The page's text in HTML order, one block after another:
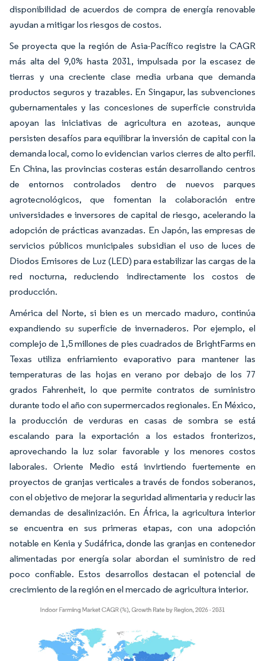
disponibilidad de acuerdos de compra de energía renovable
ayudan a mitigar los riesgos de costos.
Se proyecta que la región de Asia-Pacífico registre la CAGR
más alta del 9,0% hasta 2031, impulsada por la escasez de
tierras y una creciente clase media urbana que demanda
productos seguros y trazables. En Singapur, las subvenciones
gubernamentales y las concesiones de superficie construida
apoyan las iniciativas de agricultura en azoteas, aunque
persisten desafíos para equilibrar la inversión de capital con la
demanda local, como lo evidencian varios cierres de alto perfil.
En China, las provincias costeras están desarrollando centros
de entornos controlados dentro de nuevos parques
agrotecnológicos, que fomentan la colaboración entre
universidades e inversores de capital de riesgo, acelerando la
adopción de prácticas avanzadas. En Japón, las empresas de
servicios públicos municipales subsidian el uso de luces de
Diodos Emisores de Luz (LED) para estabilizar las cargas de la
red nocturna, reduciendo indirectamente los costos de
producción.
América del Norte, si bien es un mercado maduro, continúa
expandiendo su superficie de invernaderos. Por ejemplo, el
complejo de 1,5 millones de pies cuadrados de BrightFarms en
Texas utiliza enfriamiento evaporativo para mantener las
temperaturas de las hojas en verano por debajo de los 77
grados Fahrenheit, lo que permite contratos de suministro
durante todo el año con supermercados regionales. En México,
la producción de verduras en casas de sombra se está
escalando para la exportación a los estados fronterizos,
aprovechando la luz solar favorable y los menores costos
laborales. Oriente Medio está invirtiendo fuertemente en
proyectos de granjas verticales a través de fondos soberanos,
con el objetivo de mejorar la seguridad alimentaria y reducir las
demandas de desalinización. En África, la agricultura interior
se encuentra en sus primeras etapas, con una adopción
notable en Kenia y Sudáfrica, donde las granjas en contenedor
alimentadas por energía solar abordan el suministro de red
poco confiable. Estos desarrollos destacan el potencial de
crecimiento de la región en el mercado de agricultura interior.